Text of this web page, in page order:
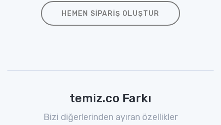
HEMEN SIPARIŞ OLUŞTUR
temiz.co Farkı
Bizi diğerlerinden ayıran özellikler